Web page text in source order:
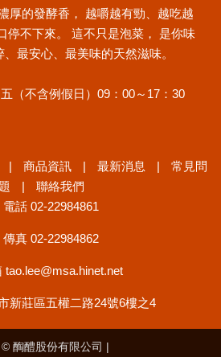
厚的發酵香， 越嚼越有勁、越吃越
停不下來。 這不只是泡菜， 是你味
最安心、最美味的天然滋味。
（不含例假日）09：00～17：30
商品資訊 最新消息
常見問
題
聯絡我們
電話 02-22984861
傳真 02-22984862
tao.lee@msa.hinet.net
新莊區五權二路24號6樓之4
醄醴股份有限公司 |